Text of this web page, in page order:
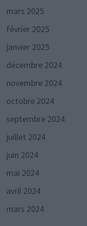
mars 2025
février 2025
janvier 2025
décembre 2024
novembre 2024
octobre 2024
septembre 2024
juillet 2024
juin 2024
mai 2024
avril 2024
mars 2024